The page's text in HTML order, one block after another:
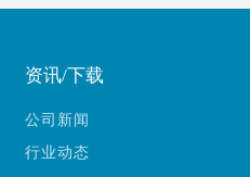
资讯/下载
公司新闻
行业动态